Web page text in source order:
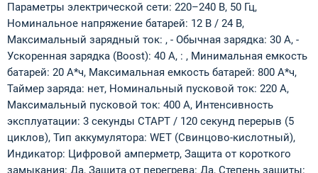
Параметры электрической сети: 220–240 В, 50 Гц,
Номинальное напряжение батарей: 12 В / 24 В,
Максимальный зарядный ток: , - Обычная зарядка: 30 А, -
Ускоренная зарядка (Boost): 40 А, : , Минимальная емкость
батарей: 20 А*ч, Максимальная емкость батарей: 800 А*ч,
Таймер заряда: нет, Номинальный пусковой ток: 220 А,
Максимальный пусковой ток: 400 А, Интенсивность
эксплуатации: 3 секунды СТАРТ / 120 секунд перерыв (5
циклов), Тип аккумулятора: WET (Свинцово-кислотный),
Индикатор: Цифровой амперметр, Защита от короткого
замыкания: Да, Защита от перегрева: Да, Степень защиты: